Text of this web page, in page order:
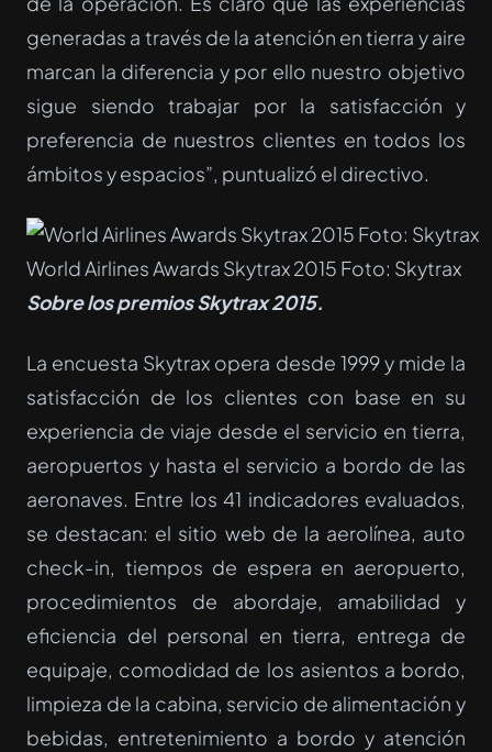
generadas a través de la atención en tierra y aire
marcan la diferencia y por ello nuestro objetivo
sigue siendo trabajar por la satisfacción y
preferencia de nuestros clientes en todos los
ámbitos y espacios”, puntualizó el directivo.
World Airlines Awards Skytrax 2015 Foto: Skytrax
Sobre los premios Skytrax 2015.
La encuesta Skytrax opera desde 1999 y mide la
satisfacción de los clientes con base en su
experiencia de viaje desde el servicio en tierra,
aeropuertos y hasta el servicio a bordo de las
aeronaves. Entre los 41 indicadores evaluados,
se destacan: el sitio web de la aerolínea, auto
check-in, tiempos de espera en aeropuerto,
procedimientos de abordaje, amabilidad y
eficiencia del personal en tierra, entrega de
equipaje, comodidad de los asientos a bordo,
limpieza de la cabina, servicio de alimentación y
bebidas, entretenimiento a bordo y atención